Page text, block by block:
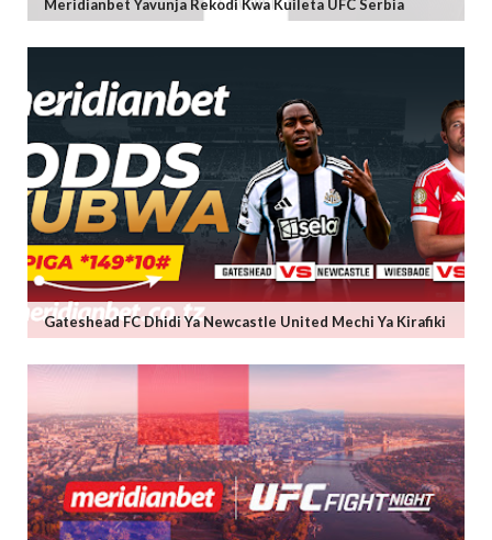
Meridianbet Yavunja Rekodi Kwa Kuileta UFC Serbia
Gateshead FC Dhidi Ya Newcastle United Mechi Ya Kirafiki